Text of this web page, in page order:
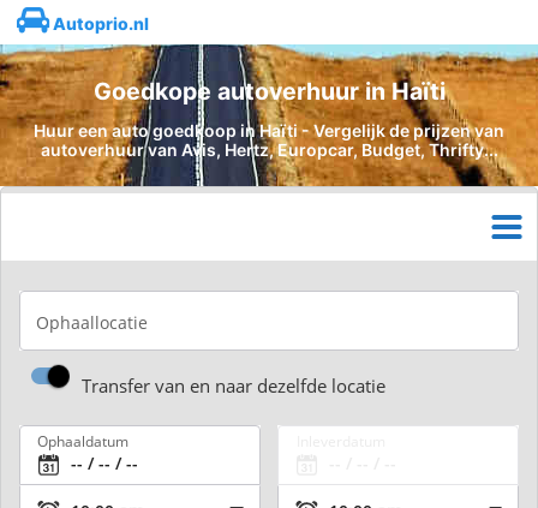
Autoprio.nl
Goedkope autoverhuur in Haïti
Huur een auto goedkoop in Haïti - Vergelijk de prijzen van
autoverhuur van Avis, Hertz, Europcar, Budget, Thrifty...
Ophaallocatie
Transfer van en naar dezelfde locatie
Ophaaldatum